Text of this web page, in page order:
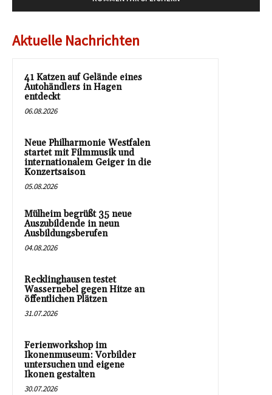
Aktuelle Nachrichten
41 Katzen auf Gelände eines
Autohändlers in Hagen
entdeckt
06.08.2026
Neue Philharmonie Westfalen
startet mit Filmmusik und
internationalem Geiger in die
Konzertsaison
05.08.2026
Mülheim begrüßt 35 neue
Auszubildende in neun
Ausbildungsberufen
04.08.2026
Recklinghausen testet
Wassernebel gegen Hitze an
öffentlichen Plätzen
31.07.2026
Ferienworkshop im
Ikonenmuseum: Vorbilder
untersuchen und eigene
Ikonen gestalten
30.07.2026